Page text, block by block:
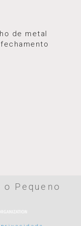
de metal
o Pequeno